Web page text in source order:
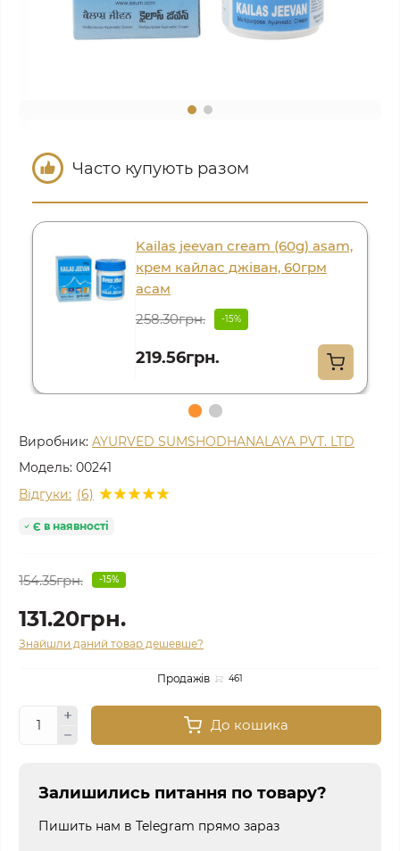
Часто купують разом
Kailas jeevan cream (60g) asam,
крем кайлас джіван, 60грм
асам
258.30грн.
-15%
219.56грн.
Виробник: AYURVED SUMSHODHANALAYA PVT. LTD
Модель: 00241
Відгуки: (6)
Є в наявності
154.35грн. -15%
131.20грн.
Знайшли даний товар дешевше?
Продажів 461
До кошика
Залишились питання по товару?
Пишить нам в Telegram прямо зараз